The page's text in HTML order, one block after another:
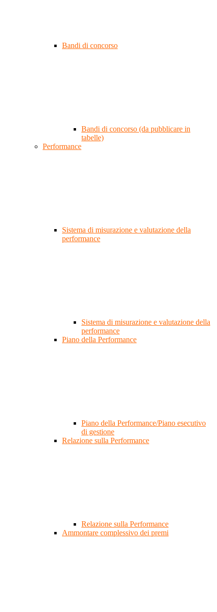
Bandi di concorso
Bandi di concorso (da pubblicare in
tabelle)
Performance
Sistema di misurazione e valutazione della
performance
Sistema di misurazione e valutazione della
performance
Piano della Performance
Piano della Performance/Piano esecutivo
di gestione
Relazione sulla Performance
Relazione sulla Performance
Ammontare complessivo dei premi